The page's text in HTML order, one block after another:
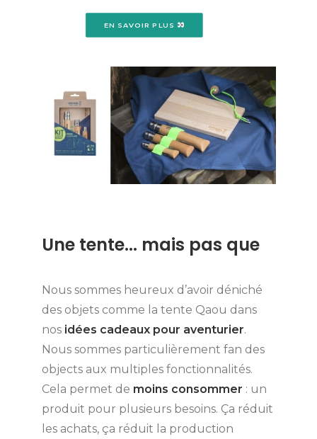
EN SAVOIR PLUS
Une tente... mais pas que
Nous sommes heureux d’avoir déniché
des objets comme la tente Qaou dans
nosidées cadeaux pour aventurier.
Nous sommes particulièrement fan des
objects aux multiples fonctionnalités.
Cela permet de moins consommer : un
produit pour plusieurs besoins. Ça réduit
les achats, ça réduit la production